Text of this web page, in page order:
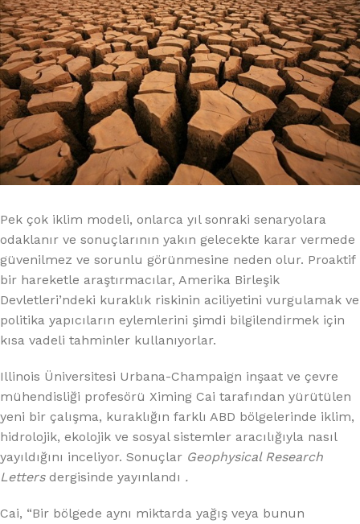
Pek çok iklim modeli, onlarca yıl sonraki senaryolara
odaklanır ve sonuçlarının yakın gelecekte karar vermede
güvenilmez ve sorunlu görünmesine neden olur. Proaktif
bir hareketle araştırmacılar, Amerika Birleşik
Devletleri’ndeki kuraklık riskinin aciliyetini vurgulamak ve
politika yapıcıların eylemlerini şimdi bilgilendirmek için
kısa vadeli tahminler kullanıyorlar.
Illinois Üniversitesi Urbana-Champaign inşaat ve çevre
mühendisliği profesörü Ximing Cai tarafından yürütülen
yeni bir çalışma, kuraklığın farklı ABD bölgelerinde iklim,
hidrolojik, ekolojik ve sosyal sistemler aracılığıyla nasıl
yayıldığını inceliyor. Sonuçlar Geophysical Research
Lettersdergisinde yayınlandı .
Cai, “Bir bölgede aynı miktarda yağış veya bunun